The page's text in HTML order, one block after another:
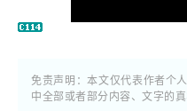
免责声明：本文仅代表作者个
中全部或者部分内容、文字的